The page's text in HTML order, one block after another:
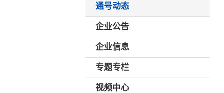
通号动态
企业公告
企业信息
专题专栏
视频中心